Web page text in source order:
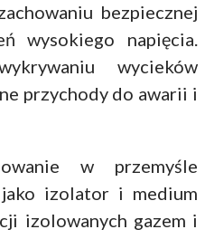
bezpiecznej
wysokiego napięcia.
wycieków
przychody do awarii i
w przemyśle
izolator i medium
izolowanych gazem i